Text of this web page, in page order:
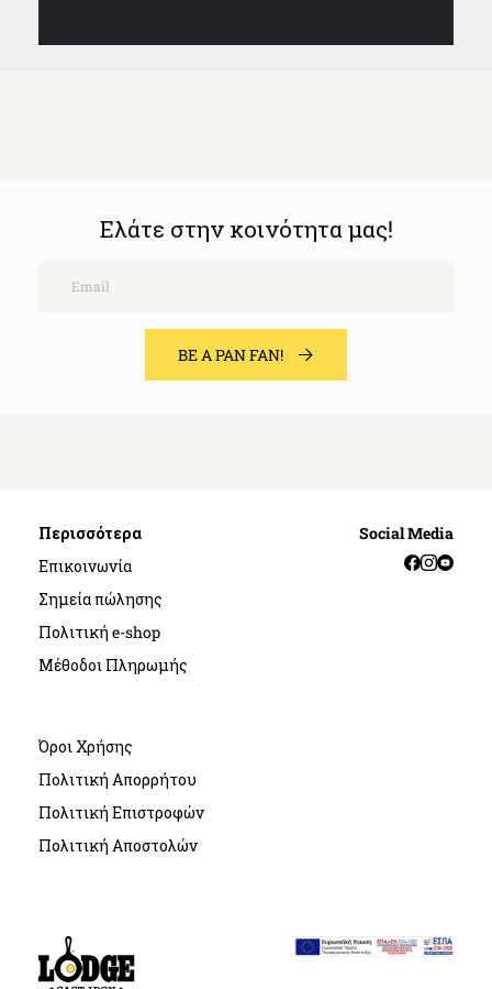
Ελάτε στην κοινότητα μας!
BE A PAN FAN!
Περισσότερα
Επικοινωνία
Σημεία πώλησης
Πολιτική e-shop
Μέθοδοι Πληρωμής
Όροι Χρήσης
Πολιτική Απορρήτου
Πολιτική Επιστροφών
Πολιτική Αποστολών
Social Media
Facebook